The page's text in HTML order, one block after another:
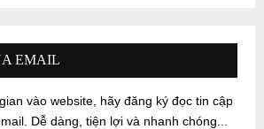
EMAIL
vào website, hãy đăng ký đọc tin cập
Dễ dàng, tiện lợi và nhanh chóng...